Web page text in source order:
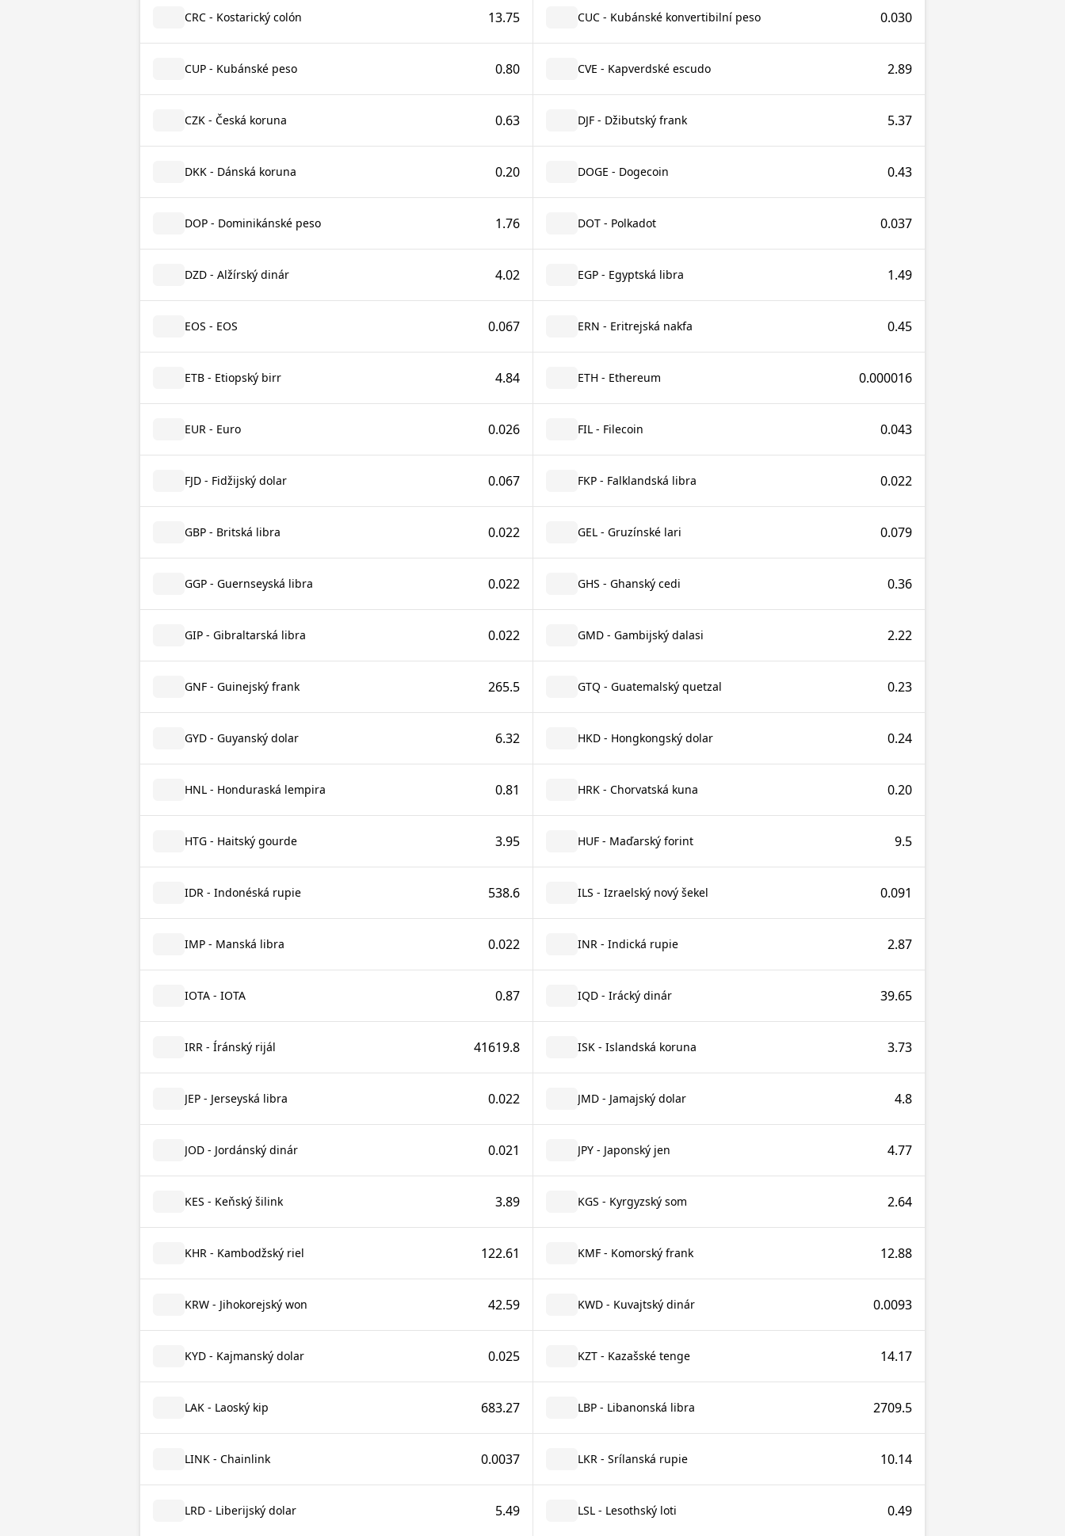
CRC - Kostarický colón 13.75 CUC - Kubánské konvertibilní peso 0.030
CUP - Kubánské peso 0.80 CVE - Kapverdské escudo 2.89
CZK - Česká koruna 0.63 DJF - Džibutský frank 5.37
DKK - Dánská koruna 0.20 DOGE - Dogecoin 0.43
DOP - Dominikánské peso 1.76 DOT - Polkadot 0.037
DZD - Alžírský dinár 4.02 EGP - Egyptská libra 1.49
EOS - EOS 0.067 ERN - Eritrejská nakfa 0.45
ETB - Etiopský birr 4.84 ETH - Ethereum 0.000016
EUR - Euro 0.026 FIL - Filecoin 0.043
FJD - Fidžijský dolar 0.067 FKP - Falklandská libra 0.022
GBP - Britská libra 0.022 GEL - Gruzínské lari 0.079
GGP - Guernseyská libra 0.022 GHS - Ghanský cedi 0.36
GIP - Gibraltarská libra 0.022 GMD - Gambijský dalasi 2.22
GNF - Guinejský frank 265.5 GTQ - Guatemalský quetzal 0.23
GYD - Guyanský dolar 6.32 HKD - Hongkongský dolar 0.24
HNL - Honduraská lempira 0.81 HRK - Chorvatská kuna 0.20
HTG - Haitský gourde 3.95 HUF - Maďarský forint 9.5
IDR - Indonéská rupie 538.6 ILS - Izraelský nový šekel 0.091
IMP - Manská libra 0.022 INR - Indická rupie 2.87
IOTA - IOTA 0.87 IQD - Irácký dinár 39.65
IRR - Íránský rijál 41619.8 ISK - Islandská koruna 3.73
JEP - Jerseyská libra 0.022 JMD - Jamajský dolar 4.8
JOD - Jordánský dinár 0.021 JPY - Japonský jen 4.77
KES - Keňský šilink 3.89 KGS - Kyrgyzský som 2.64
KHR - Kambodžský riel 122.61 KMF - Komorský frank 12.88
KRW - Jihokorejský won 42.59 KWD - Kuvajtský dinár 0.0093
KYD - Kajmanský dolar 0.025 KZT - Kazašské tenge 14.17
LAK - Laoský kip 683.27 LBP - Libanonská libra 2709.5
LINK - Chainlink 0.0037 LKR - Srílanská rupie 10.14
LRD - Liberijský dolar 5.49 LSL - Lesothský loti 0.49